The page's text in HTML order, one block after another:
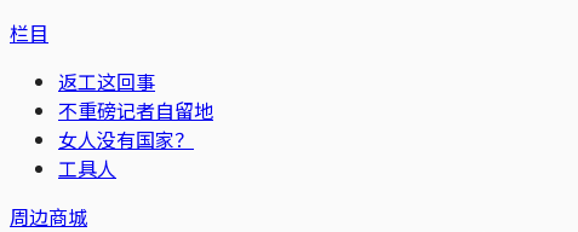
栏目
返工这回事
不重磅记者自留地
女人没有国家？
工具人
周边商城